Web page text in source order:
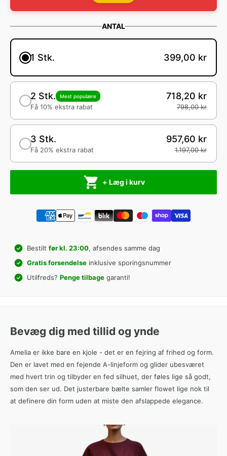
ANTAL
1 Stk. 399,00 kr
2 Stk. Mest populære
Få 10% ekstra rabat
718,20 kr
798,00 kr
3 Stk.
Få 20% ekstra rabat
957,60 kr
1.197,00 kr
+ Læg i kurv
Bestilt før kl. 23:00, afsendes samme dag
Gratis forsendelseinklusive sporingsnummer
Utilfreds? Penge tilbagegaranti!
Bevæg dig med tillid og ynde
Amelia er ikke bare en kjole - det er en fejring af frihed og form.
Den er lavet med en fejende A-linjeform og glider ubesværet
med hvert trin og tilbyder en fed silhuet, der føles lige så godt,
som den ser ud. Det justerbare bælte samler flowet lige nok til
at definere din form uden at miste den afslappede elegance.